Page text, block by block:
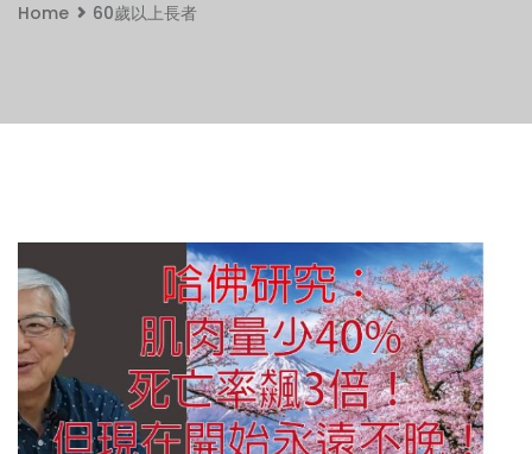
Home 60歲以上長者